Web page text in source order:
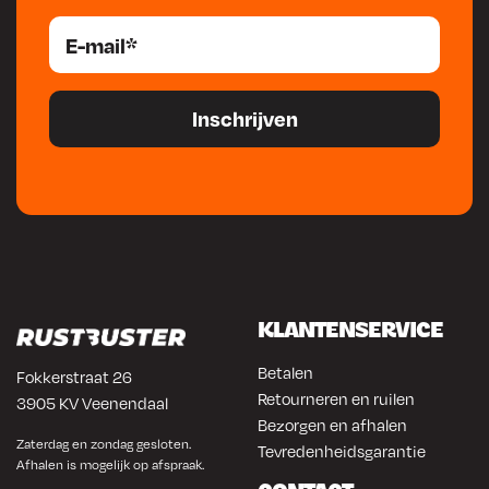
Fokkerstraat 26
3905 KV Veenendaal
Zaterdag en zondag gesloten.
Afhalen is mogelijk op afspraak.
KLANTENSERVICE
Betalen
Retourneren en ruilen
Bezorgen en afhalen
Tevredenheidsgarantie